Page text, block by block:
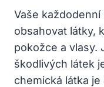
Vaše
obsahovat látky,
pokožce a vlasy.
škodlivých látek
chemická látka